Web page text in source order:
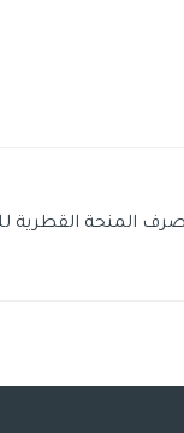
المنحة القطرية